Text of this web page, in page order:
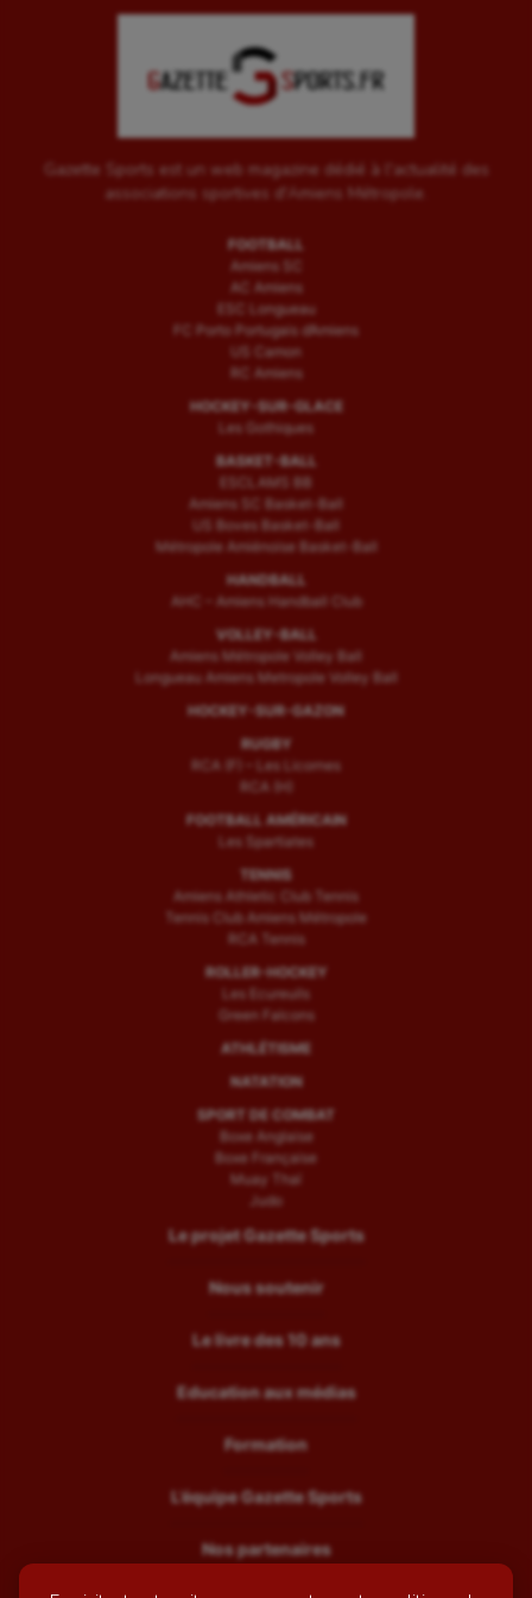
Gazette Sports est un web magazine dédié à l'actualité des
associations sportives d'Amiens Métropole.
FOOTBALL
Amiens SC
AC Amiens
ESC Longueau
FC Porto Portugais d’Amiens
US Camon
RC Amiens
HOCKEY-SUR-GLACE
Les Gothiques
BASKET-BALL
ESCLAMS BB
Amiens SC Basket-Ball
US Boves Basket-Ball
Métropole Amiénoise Basket-Ball
HANDBALL
AHC – Amiens Handball Club
VOLLEY-BALL
Amiens Métropole Volley Ball
Longueau Amiens Metropole Volley Ball
HOCKEY-SUR-GAZON
RUGBY
RCA (F) – Les Licornes
RCA (H)
FOOTBALL AMÉRICAIN
Les Spartiates
TENNIS
Amiens Athletic Club Tennis
Tennis Club Amiens Métropole
RCA Tennis
ROLLER-HOCKEY
Les Ecureuils
Green Falcons
ATHLÉTISME
NATATION
SPORT DE COMBAT
Boxe Anglaise
Boxe Française
Muay Thaï
Judo
Le projet Gazette Sports
Nous soutenir
Le livre des 10 ans
Education aux médias
Formation
L’équipe Gazette Sports
Nos partenaires